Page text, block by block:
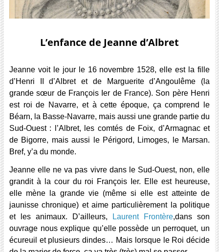
L’enfance de Jeanne d’Albret
Jeanne voit le jour le 16 novembre 1528, elle est la fille
d’Henri II d’Albret et de Marguerite d’Angoulême (la
grande sœur de François Ier de France). Son père Henri
est roi de Navarre, et à cette époque, ça comprend le
Béarn, la Basse-Navarre, mais aussi une grande partie du
Sud-Ouest : l’Albret, les comtés de Foix, d’Armagnac et
de Bigorre, mais aussi le Périgord, Limoges, le Marsan.
Bref, y’a du monde.
Jeanne elle ne va pas vivre dans le Sud-Ouest, non, elle
grandit à la cour du roi François Ier. Elle est heureuse,
elle mène la grande vie (même si elle est atteinte de
jaunisse chronique) et aime particulièrement la politique
et les animaux. D’ailleurs,
Laurent Frontère,dans son
ouvrage nous explique qu’elle possède un perroquet, un
écureuil et plusieurs dindes… Mais lorsque le Roi décide